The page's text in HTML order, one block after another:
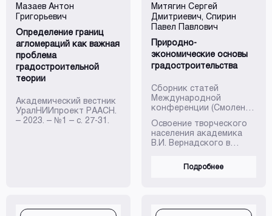
Мазаев Антон
Григорьевич
Определение границ
агломераций как важная
проблема
градостроительной
теории
Академический вестник
УралНИИпроект РААСН.
– 2023. – №1 – с. 27-31.
Митягин Сергей
Дмитриевич, Спирин
Павел Павлович
Природно-
экономические основы
градостроительства
Сборник статей
Международной
конференции (Смоленск,
2023 г.), 2023. С. 389-396.
ISBN 978-5-89575-263-0
Освоение творческого
населения академика
В.И. Вернадского в
использования
закономерностей
Е.Н. Перцика и Г.М.
Подробнее